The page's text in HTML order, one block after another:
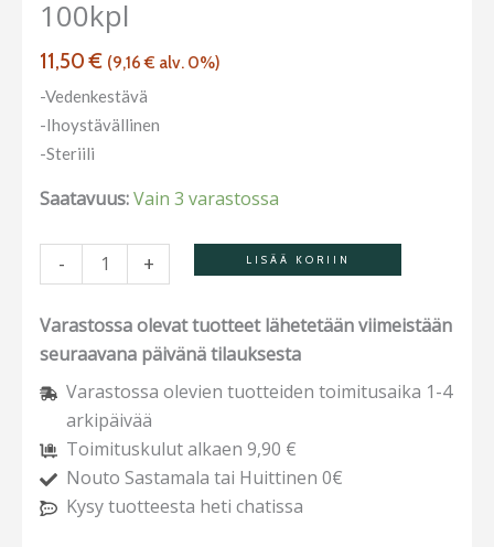
100kpl
11,50€ (9,16€ alv. 0%)
-Vedenkestävä
-Ihoystävällinen
-Steriili
Saatavuus:Vain 3 varastossa
-
määrä
+ LISÄÄ KORIIN
Varastossa olevat tuotteet lähetetään viimeistään
seuraavana päivänä tilauksesta
Varastossa olevien tuotteiden toimitusaika 1-4
arkipäivää
Toimituskulut alkaen 9,90 €
Nouto Sastamala tai Huittinen 0€
Kysy tuotteesta heti chatissa